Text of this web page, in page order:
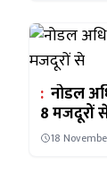
:
8 मजदूरों
18